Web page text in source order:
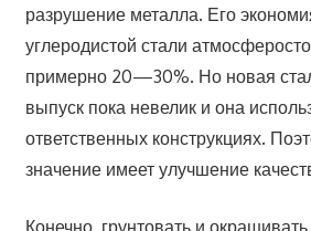
разрушение металла. Его
углеродистой стали
примерно 20—30%. Но новая
выпуск пока невелик и она
ответственных конструкциях.
значение имеет улучшение